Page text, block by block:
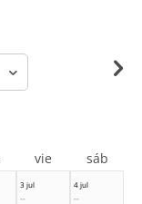
3 jul
--
4 jul
--
vie sáb